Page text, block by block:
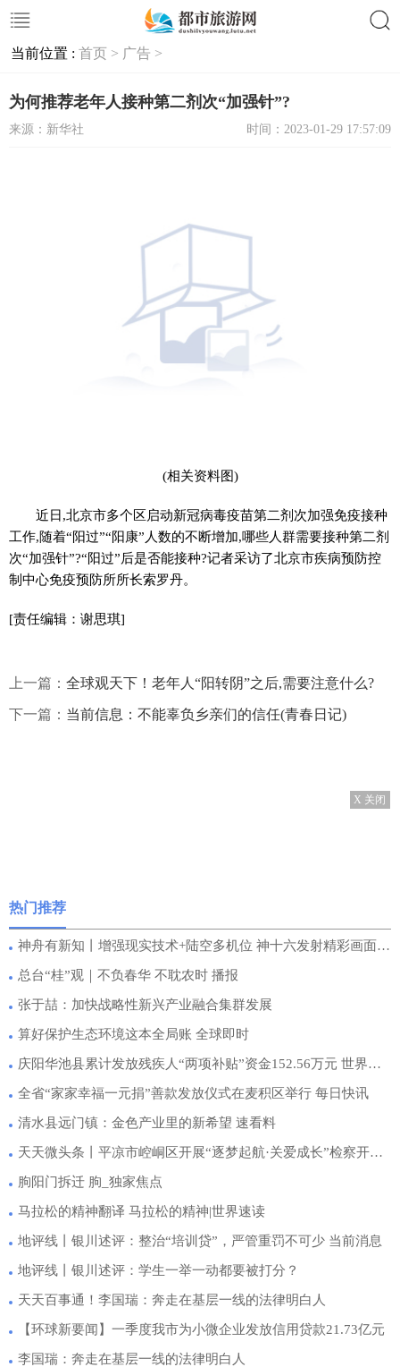
当前位置 : 首页 > 广告 >
为何推荐老年人接种第二剂次“加强针”?
来源：新华社 时间：2023-01-29 17:57:09
(相关资料图)
近日,北京市多个区启动新冠病毒疫苗第二剂次加强免疫接种
工作,随着“阳过”“阳康”人数的不断增加,哪些人群需要接种第二剂
次“加强针”?“阳过”后是否能接种?记者采访了北京市疾病预防控
制中心免疫预防所所长索罗丹。
[责任编辑：谢思琪]
上一篇： 全球观天下！老年人“阳转阴”之后,需要注意什么?
下一篇： 当前信息：不能辜负乡亲们的信任(青春日记)
X 关闭
热门推荐
神舟有新知丨增强现实技术+陆空多机位 神十六发射精彩画面是这样拍摄出来的|快播报
总台“桂”观｜不负春华 不耽农时 播报
张于喆：加快战略性新兴产业融合集群发展
算好保护生态环境这本全局账 全球即时
庆阳华池县累计发放残疾人“两项补贴”资金152.56万元 世界新资讯
全省“家家幸福一元捐”善款发放仪式在麦积区举行 每日快讯
清水县远门镇：金色产业里的新希望 速看料
天天微头条丨平凉市崆峒区开展“逐梦起航·关爱成长”检察开放日活动
朐阳门拆迁 朐_独家焦点
马拉松的精神翻译 马拉松的精神|世界速读
地评线丨银川述评：整治“培训贷”，严管重罚不可少 当前消息
地评线丨银川述评：学生一举一动都要被打分？
天天百事通！李国瑞：奔走在基层一线的法律明白人
【环球新要闻】一季度我市为小微企业发放信用贷款21.73亿元
李国瑞：奔走在基层一线的法律明白人